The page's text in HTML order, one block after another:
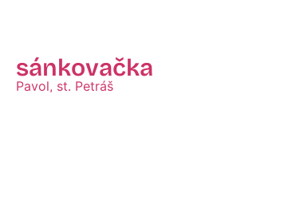
sánkovačka
Pavol, st. Petráš